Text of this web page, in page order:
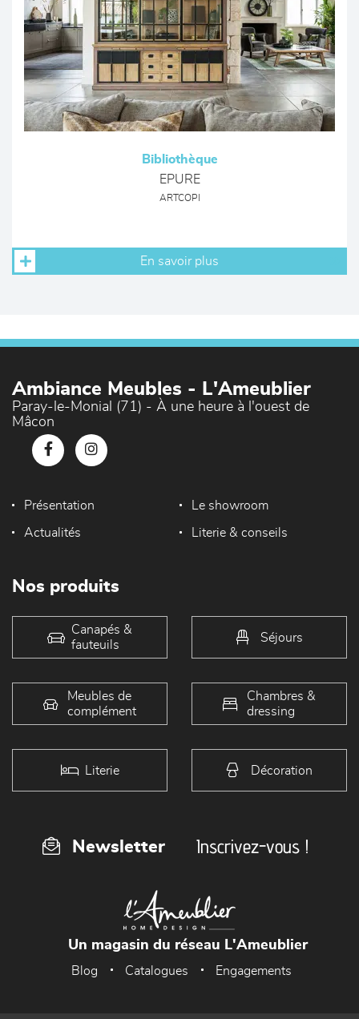
Bibliothèque
EPURE
ARTCOPI
En savoir plus
Ambiance Meubles - L'Ameublier
Paray-le-Monial (71) - À une heure à l'ouest de
Mâcon
Présentation Le showroom
Actualités Literie & conseils
Nos produits
Canapés &
fauteuils
Séjours
Meubles de
complément
Chambres &
dressing
Literie Décoration
Newsletter Inscrivez-vous !
Un magasin du réseau L'Ameublier
Blog Catalogues Engagements